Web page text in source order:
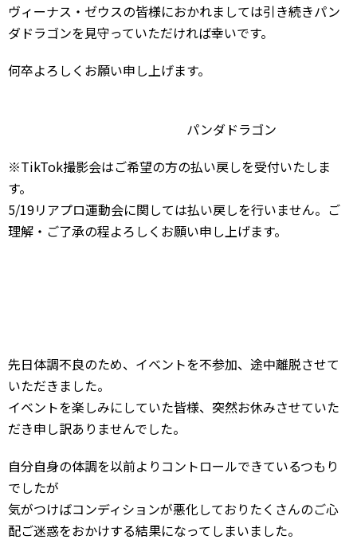
ヴィーナス・ゼウスの皆様におかれましては引き続きパン
ダドラゴンを見守っていただければ幸いです。
何卒よろしくお願い申し上げます。
パンダドラゴン
※TikTok撮影会はご希望の方の払い戻しを受付いたしま
す。
5/19リアプロ運動会に関しては払い戻しを行いません。ご
理解・ご了承の程よろしくお願い申し上げます。
先日体調不良のため、イベントを不参加、途中離脱させて
いただきました。
イベントを楽しみにしていた皆様、突然お休みさせていた
だき申し訳ありませんでした。
自分自身の体調を以前よりコントロールできているつもり
でしたが
気がつけばコンディションが悪化しておりたくさんのご心
配ご迷惑をおかけする結果になってしまいました。